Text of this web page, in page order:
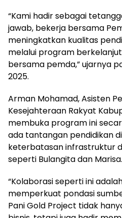
“Kami hadir sebagai
jawab, bekerja bersama
meningkatkan kualitas
melalui program
bersama pemda,” ujarnya
2025.
Arman Mohamad, Asisten
Kesejahteraan Rakyat
membuka program ini
ada tantangan pendidikan
keterbatasan infrastruktur
seperti Bulangita dan Marisa.
“Kolaborasi seperti ini
memperkuat pondasi
Pani Gold Project tidak